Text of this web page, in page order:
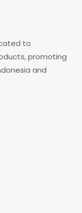
to
promoting
and